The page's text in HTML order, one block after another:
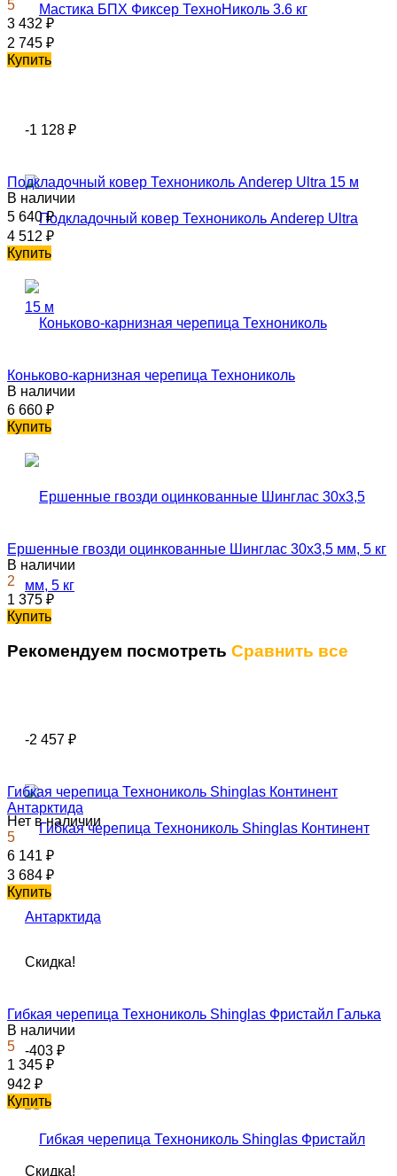
5
3 432 ₽
2 745 ₽
Купить
-1 128 ₽
Подкладочный ковер Технониколь Anderep Ultra 15 м
В наличии
5 640₽
4 512 ₽
Купить
Коньково-карнизная черепица Технониколь
В наличии
6 660 ₽
Купить
Ершенные гвозди оцинкованные Шинглас 30х3,5 мм, 5 кг
В наличии
2
1 375 ₽
Купить
Рекомендуем посмотреть Сравнить все
-2 457 ₽
Гибкая черепица Технониколь Shinglas Континент
Антарктида
Нет в наличии
5
6 141 ₽
3 684 ₽
Купить
Скидка!
-403 ₽
Гибкая черепица Технониколь Shinglas Фристайл Галька
В наличии
5
1 345 ₽
942 ₽
Купить
Скидка!